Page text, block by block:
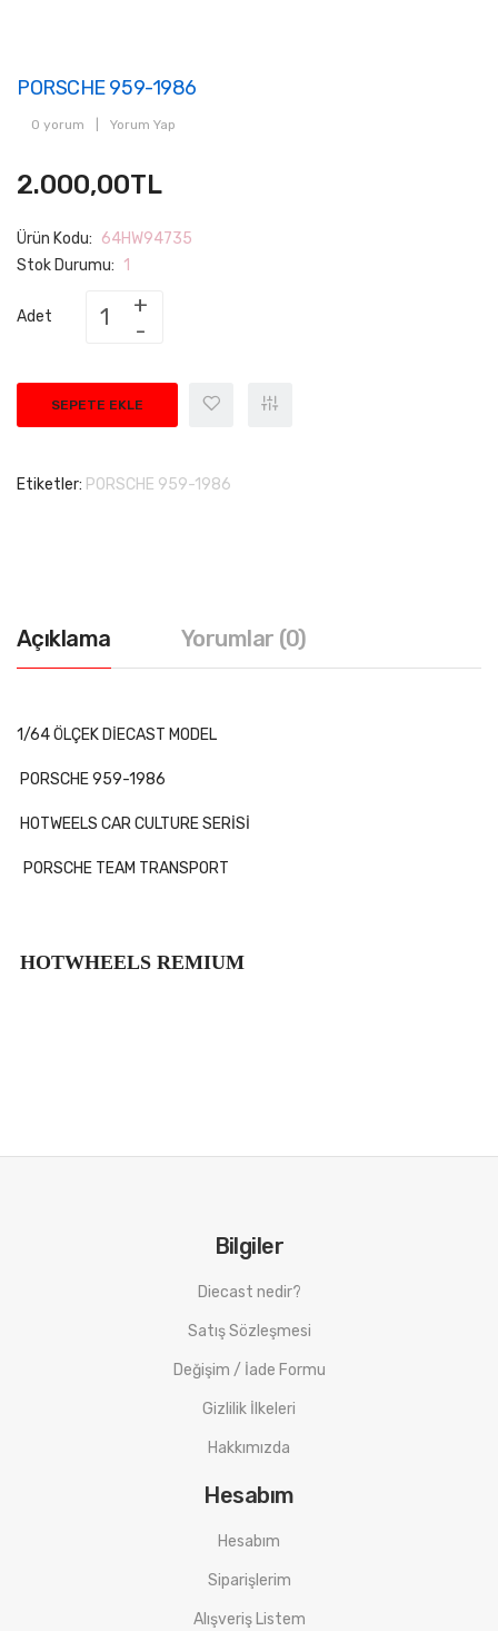
PORSCHE 959-1986
0 yorum Yorum Yap
2.000,00TL
Ürün Kodu: 64HW94735
Stok Durumu: 1
Adet
SEPETE EKLE
Etiketler: PORSCHE 959-1986
Açıklama Yorumlar (0)
1/64 ÖLÇEK DİECAST MODEL
PORSCHE 959-1986
HOTWEELS CAR CULTURE SERİSİ
PORSCHE TEAM TRANSPORT
HOTWHEELS REMIUM
Bilgiler
Diecast nedir?
Satış Sözleşmesi
Değişim / İade Formu
Gizlilik İlkeleri
Hakkımızda
Hesabım
Hesabım
Siparişlerim
Alışveriş Listem